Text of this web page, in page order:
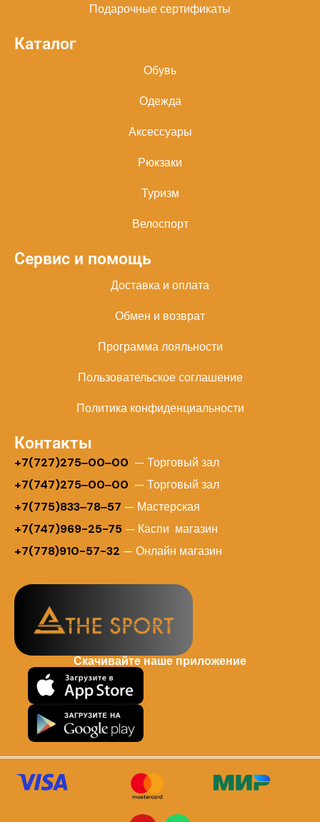
Подарочные сертификаты
Каталог
Обувь
Одежда
Аксессуары
Рюкзаки
Туризм
Велоспорт
Сервис и помощь
Доставка и оплата
Обмен и возврат
Программа лояльности
Пользовательское соглашение
Политика конфиденциальности
Контакты
+7(727)275‒00‒00 — Торговый зал
+7(747)275‒00‒00 — Торговый зал
+7(775)833‒78‒57 — Мастерская
+7(747)969-25-75 — Каспи магазин
+7(778)910-57-32 — Онлайн магазин
Скачивайте наше приложение